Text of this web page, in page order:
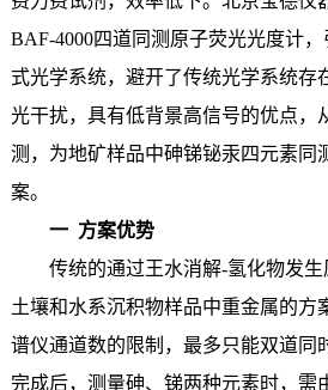
BAF-4000四道同测原子荧光光度计
式光学系统，避开了传统光学系统存
光干扰，具有低背景高信号的优点，
测，为地矿样品中砷锑铋汞四元素同
案。
一 方案优势
传统的通过王水消解-氢化物发生
土壤和水系沉积物样品中重金属的方
谱仪通道数的限制，最多只能双道同
完成后，测量砷、锑两种元素时，需